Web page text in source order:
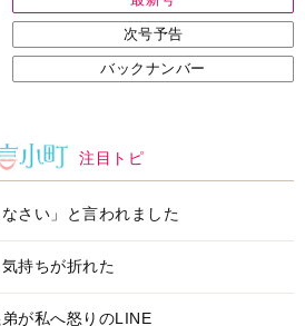
中央公論新社の本
いじめられっ子だった精神科医の贈る
言葉
詳しくみる
フォメーション